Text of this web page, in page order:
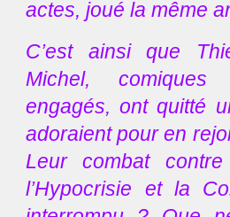
actes, joué la même
C’est ainsi que
Michel,
engagés, ont quitté
adoraient pour en
Leur combat
l’Hypocrisie et la